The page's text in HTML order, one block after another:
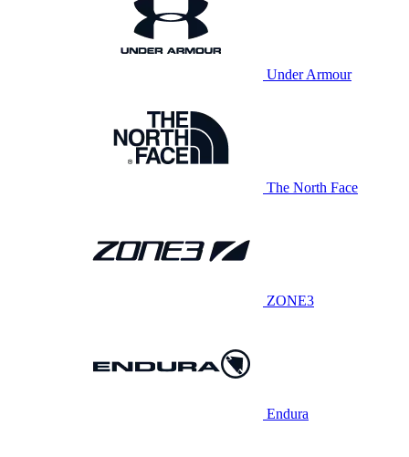
Under Armour
The North Face
ZONE3
Endura